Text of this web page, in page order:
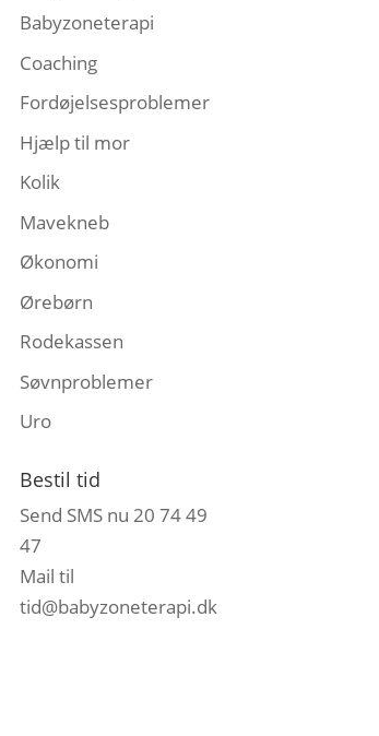
Babyzoneterapi
Coaching
Fordøjelsesproblemer
Hjælp til mor
Kolik
Mavekneb
Økonomi
Ørebørn
Rodekassen
Søvnproblemer
Uro
Bestil tid
Send SMS nu 20 74 49
47
Mail til
tid@babyzoneterapi.dk